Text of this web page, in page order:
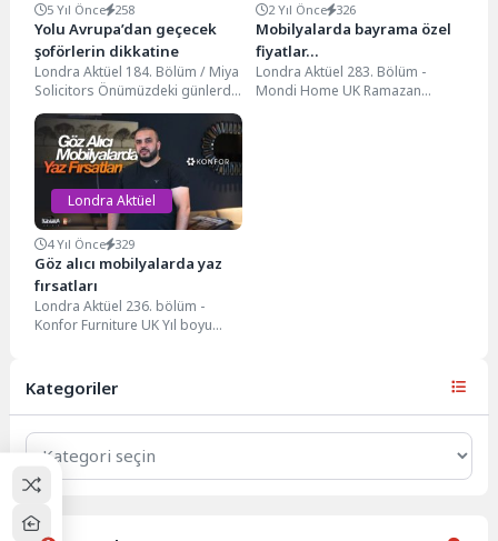
5 Yıl Önce 258
Yolu Avrupa’dan geçecek
şoförlerin dikkatine
Londra Aktüel 184. Bölüm / Miya
Solicitors Önümüzdeki günlerde
Türkiye’ye araba ile tatile
gidecekler için...
2 Yıl Önce 326
Mobilyalarda bayrama özel
fiyatlar…
Londra Aktüel 283. Bölüm -
Mondi Home UK Ramazan
Londra Aktüel
4 Yıl Önce 329
Göz alıcı mobilyalarda yaz
fırsatları
Londra Aktüel 236. bölüm -
Konfor Furniture UK Yıl boyu
Kategoriler
Kategoriler